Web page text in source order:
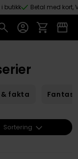
i butikk Betal med kort,
fakta Fantasy
Sortering